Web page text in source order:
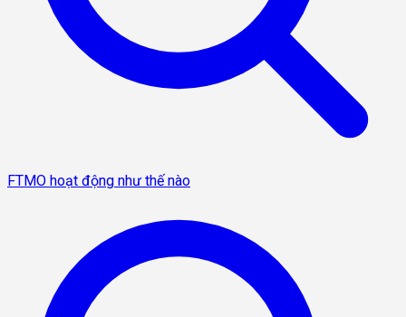
FTMO hoạt động như thế nào